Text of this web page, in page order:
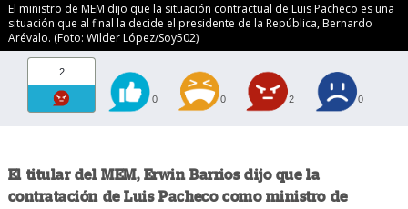
El ministro de MEM dijo que la situación contractual de Luis Pacheco es una
situación que al final la decide el presidente de la República, Bernardo
Arévalo. (Foto: Wilder López/Soy502)
2
0 0 2 0
El titular del MEM, Erwin Barrios dijo que la
contratación de Luis Pacheco como ministro de